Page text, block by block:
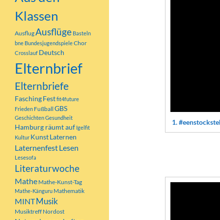
1.
Klassen
AusflugAusflüge Basteln
bne BundesjugendspieleChor
Crosslauf Deutsch
Elternbrief
Elternbriefe
FaschingFestfit4future
Frieden Fußball GBS
GeschichtenGesundheit
Hamburg räumt auf Igelfit
Kultur KunstLaternen
LaternenfestLesen
Lesesofa
Literaturwoche
Mathe Mathe-Kunst-Tag
Mathe-Känguru Mathematik
MINTMusik
Musiktreff Nordost